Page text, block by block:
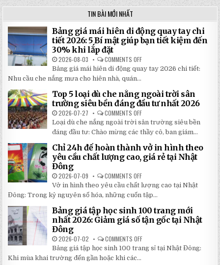
TIN BÀI MỚI NHẤT
Bảng giá mái hiên di động quay tay chi
tiết 2026: 5 Bí mật giúp bạn tiết kiệm đến
30% khi lắp đặt
2026-08-03 COMMENTS OFF
BẢNG
GIÁ
ĐỘNG
QUAY
TAY
TIẾT
2026:
5
BÍ
MẬT
GIÚP
BẠN
TIẾT
KHI
LẮP
ĐẶT
Bảng giá mái hiên di động quay tay 2026 chi tiết:
Nhu cầu che nắng mưa cho hiên nhà, quán...
Top 5 loại dù che nắng ngoài trời sân
trường siêu bền đáng đầu tư nhất 2026
2026-07-27 COMMENTS OFF
TOP
5
LOẠI
DÙ
CHE
NẮNG
NGOÀI
TRỜI
BỀN
ĐÁNG
ĐẦU
NHẤT
2026
Loại dù che nắng ngoài trời sân trường siêu bền
đáng đầu tư: Chào mừng các thầy cô, ban giám...
Chỉ 24h để hoàn thành vở in hình theo
yêu cầu chất lượng cao, giá rẻ tại Nhật
Đông
2026-07-09 COMMENTS OFF
CHỈ
24H
ĐỂ
HOÀN
VỞ
IN
HÌNH
YÊU
CHẤT
LƯỢNG
Vở in hình theo yêu cầu chất lượng cao tại Nhật
Đông: Trong kỷ nguyên số hóa, những cuốn tập...
Bảng giá tập học sinh 100 trang mới
nhất 2026: Giảm giá số tận gốc tại Nhật
Đông
2026-07-02 COMMENTS OFF
BẢNG
GIÁ
Bảng giá tập học sinh 100 trang sỉ tại Nhật Đông:
Khi mùa khai trường đến gần hoặc khi các...